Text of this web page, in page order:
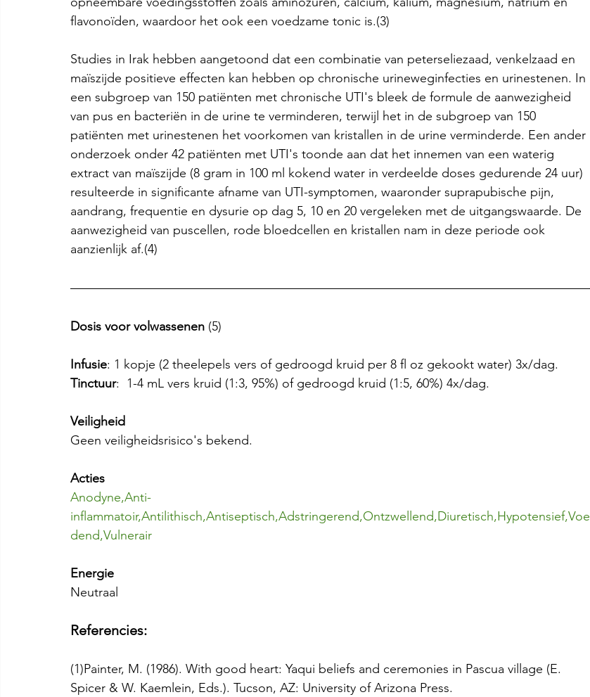
flavonoïden, waardoor het ook een voedzame tonic is.(3)
Studies in Irak hebben aangetoond dat een combinatie van peterseliezaad, venkelzaad en
maïszijde positieve effecten kan hebben op chronische urineweginfecties en urinestenen. In
een subgroep van 150 patiënten met chronische UTI's bleek de formule de aanwezigheid
van pus en bacteriën in de urine te verminderen, terwijl het in de subgroep van 150
patiënten met urinestenen het voorkomen van kristallen in de urine verminderde. Een ander
onderzoek onder 42 patiënten met UTI's toonde aan dat het innemen van een waterig
extract van maïszijde (8 gram in 100 ml kokend water in verdeelde doses gedurende 24 uur)
resulteerde in significante afname van UTI-symptomen, waaronder suprapubische pijn,
aandrang, frequentie en dysurie op dag 5, 10 en 20 vergeleken met de uitgangswaarde. De
aanwezigheid van puscellen, rode bloedcellen en kristallen nam in deze periode ook
aanzienlijk af.(4)
Dosis voor volwassenen (5)
Infusie: 1 kopje (2 theelepels vers of gedroogd kruid per 8 fl oz gekookt water) 3x/dag.
Tinctuur:  1-4 mL vers kruid (1:3, 95%) of gedroogd kruid (1:5, 60%) 4x/dag.
Veiligheid
Geen veiligheidsrisico's bekend.
Acties
Anodyne,Anti-
inflammatoir,Antilithisch,Antiseptisch,Adstringerend,Ontzwellend,Diuretisch,Hypotensief,Voe
dend,Vulnerair
Energie
Neutraal
Referencies:
(1)Painter, M. (1986). With good heart: Yaqui beliefs and ceremonies in Pascua village (E.
Spicer & W. Kaemlein, Eds.). Tucson, AZ: University of Arizona Press.